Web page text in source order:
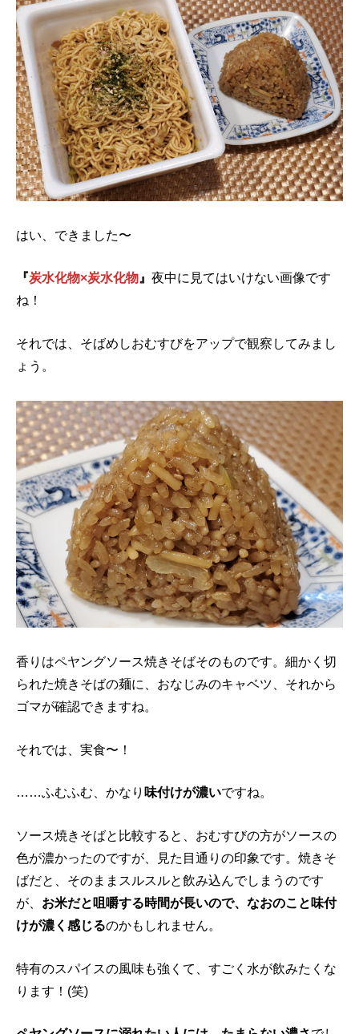
はい、できました〜
『炭水化物×炭水化物 』 夜中に見てはいけない画像です
ね！
それでは、そばめしおむすびをアップで観察してみまし
ょう。
香りはペヤングソース焼きそばそのものです。細かく切
られた焼きそばの麺に、おなじみのキャベツ、それから
ゴマが確認できますね。
それでは、実食〜！
……ふむふむ、かなり 味付けが濃いですね。
ソース焼きそばと比較すると、おむすびの方がソースの
色が濃かったのですが、見た目通りの印象です。焼きそ
ばだと、そのままスルスルと飲み込んでしまうのです
が、 お米だと咀嚼する時間が長いので、なおのこと味付
けが濃く感じるのかもしれません。
特有のスパイスの風味も強くて、すごく水が飲みたくな
ります！(笑)